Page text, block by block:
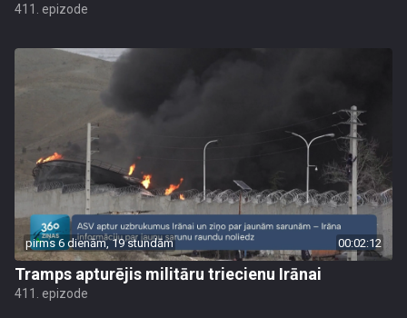
411. epizode
pirms 6 dienām, 19 stundām 00:02:12
Tramps apturējis militāru triecienu Irānai
411. epizode